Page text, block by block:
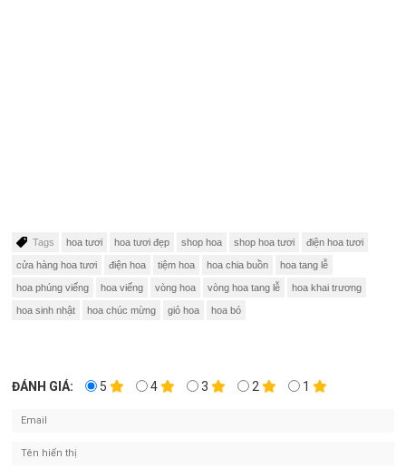
Tags hoa tươi hoa tươi đẹp shop hoa shop hoa tươi điện hoa tươi
cửa hàng hoa tươi điện hoa tiệm hoa hoa chia buồn hoa tang lễ
hoa phúng viếng hoa viếng vòng hoa vòng hoa tang lễ hoa khai trương
hoa sinh nhật hoa chúc mừng giỏ hoa hoa bó
ĐÁNH GIÁ: 5 4 3 2 1